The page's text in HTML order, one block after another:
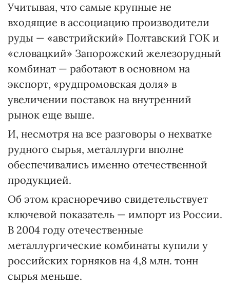
Учитывая, что самые крупные не
входящие в ассоциацию производители
руды — «австрийский» Полтавский ГОК и
«словацкий» Запорожский железорудный
комбинат — работают в основном на
экспорт, «рудпромовская доля» в
увеличении поставок на внутренний
рынок еще выше.
И, несмотря на все разговоры о нехватке
рудного сырья, металлурги вполне
обеспечивались именно отечественной
продукцией.
Об этом красноречиво свидетельствует
ключевой показатель — импорт из России.
В 2004 году отечественные
металлургические комбинаты купили у
российских горняков на 4,8 млн. тонн
сырья меньше.